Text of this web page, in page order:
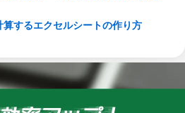
するエクセルシートの作り方